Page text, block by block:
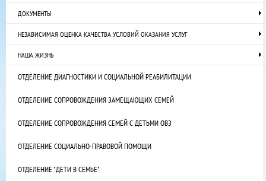
ДОКУМЕНТЫ
НЕЗАВИСИМАЯ ОЦЕНКА КАЧЕСТВА УСЛОВИЙ ОКАЗАНИЯ УСЛУГ
НАША ЖИЗНЬ
ОТДЕЛЕНИЕ ДИАГНОСТИКИ И СОЦИАЛЬНОЙ РЕАБИЛИТАЦИИ
ОТДЕЛЕНИЕ СОПРОВОЖДЕНИЯ ЗАМЕЩАЮЩИХ СЕМЕЙ
ОТДЕЛЕНИЕ СОПРОВОЖДЕНИЯ СЕМЕЙ С ДЕТЬМИ ОВЗ
ОТДЕЛЕНИЕ СОЦИАЛЬНО-ПРАВОВОЙ ПОМОЩИ
ОТДЕЛЕНИЕ "ДЕТИ В СЕМЬЕ"